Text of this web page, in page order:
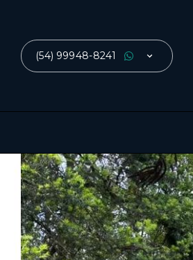
(54) 99948-8241